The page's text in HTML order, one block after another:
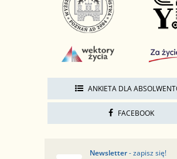
ANKIETA DLA
FACEBOOK
Newsletter- zapisz się!